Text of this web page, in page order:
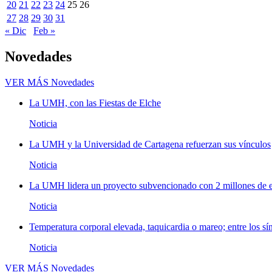
20 21 22 23 24 25 26
27 28 29 30 31
« Dic
Feb »
Novedades
VER MÁS Novedades
La UMH, con las Fiestas de Elche
Noticia
La UMH y la Universidad de Cartagena refuerzan sus vínculos
Noticia
La UMH lidera un proyecto subvencionado con 2 millones de
Noticia
Temperatura corporal elevada, taquicardia o mareo; entre los
Noticia
VER MÁS Novedades